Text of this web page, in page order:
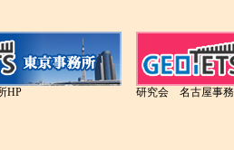
HP 研究会 名古屋事